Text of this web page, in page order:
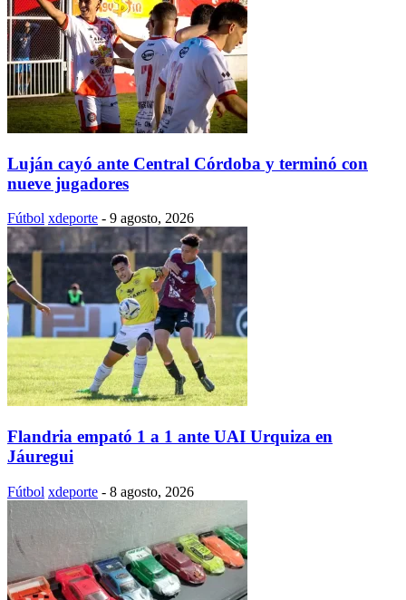
Luján cayó ante Central Córdoba y terminó con
nueve jugadores
Fútbol xdeporte - 9 agosto, 2026
Flandria empató 1 a 1 ante UAI Urquiza en
Jáuregui
Fútbol xdeporte - 8 agosto, 2026